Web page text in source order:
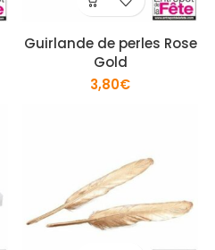
Guirlande de perles Rose
Gold
3,80€